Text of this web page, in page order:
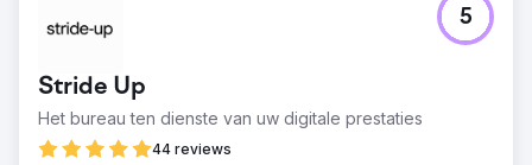
Stride Up
Het bureau ten dienste van uw digitale prestaties
44 reviews
5